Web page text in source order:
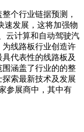
个行业链据预测，
速发展，这将加强物
云计算和自动驾驶汽
线路板行业创造许
代表性的线路板及
涵盖了行业的的整
索最新技术及发展
参展商中，其中有